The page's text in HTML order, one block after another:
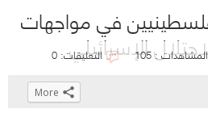
في مواجهات
الإسرائيليالمشاهدات : 105 التعليقات: 0
Click
More